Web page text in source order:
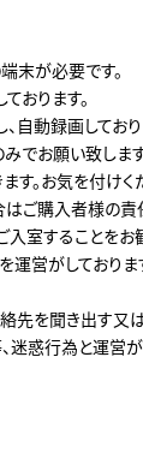
末が必要です。
おります。
自動録画しており
でお願い致します
。お気を付けく
はご購入者様の責
室することをお
運営がしておりま
先を聞き出す又
迷惑行為と運営